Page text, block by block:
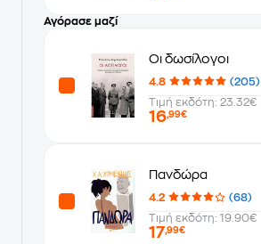
Αγόρασε μαζί
Οι δωσίλογοι
4.8
(205)
Τιμή εκδότη: 23.32€
16,99€
Πανδώρα
4.2
(68)
Τιμή εκδότη: 19.90€
17,99€